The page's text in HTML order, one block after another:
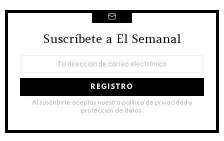
NEWSLETTER
Suscríbete a El Semanal
Al suscribirte aceptas nuestra política de privacidad y
protección de datos.